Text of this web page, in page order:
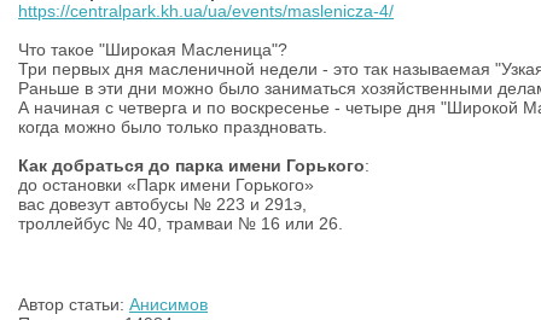
https://centralpark.kh.ua/ua/events/maslenicza-4/
Что такое "Широкая Масленица"?
Три первых дня масленичной недели - это так называемая
Раньше в эти дни можно было заниматься хозяйственными
А начиная с четверга и по воскресенье - четыре дня "Широкой
когда можно было только праздновать.
Как добраться до парка имени Горького:
до остановки «Парк имени Горького»
вас довезут автобусы № 223 и 291э,
троллейбус № 40, трамваи № 16 или 26.
Автор статьи: Анисимов